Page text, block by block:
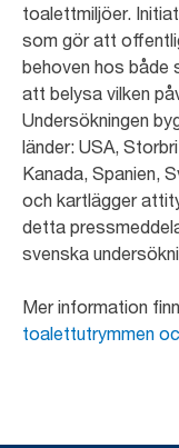
toalettmiljöer.
som gör att
behoven hos både
att belysa vilken
Undersökningen
länder: USA,
Kanada, Spanien,
och kartlägger
detta
svenska
Mer information
toalettutrymmen